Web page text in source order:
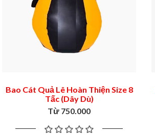
Bao Cát Quả Lê Hoàn Thiện Size 8
Tấc (Dây Dù)
Từ 750.000